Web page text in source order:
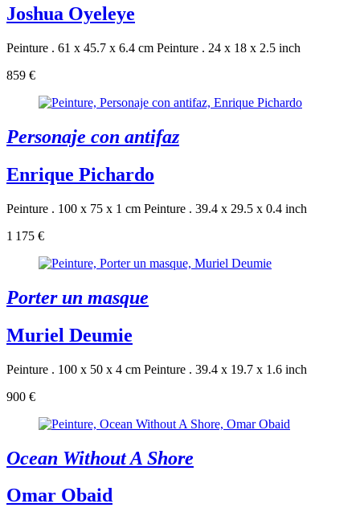
Joshua Oyeleye
Peinture . 61 x 45.7 x 6.4 cm Peinture . 24 x 18 x 2.5 inch
859 €
Personaje con antifaz
Enrique Pichardo
Peinture . 100 x 75 x 1 cm Peinture . 39.4 x 29.5 x 0.4 inch
1 175 €
Porter un masque
Muriel Deumie
Peinture . 100 x 50 x 4 cm Peinture . 39.4 x 19.7 x 1.6 inch
900 €
Ocean Without A Shore
Omar Obaid